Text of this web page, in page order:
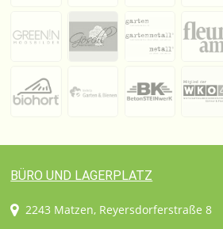
BÜRO UND LAGERPLATZ
2243 Matzen, Reyersdorferstraße 8